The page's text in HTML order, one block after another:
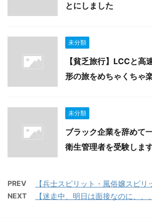
とにしました
未分類
【貧乏旅行】LCCと
形の旅をめちゃくちゃ
未分類
ブラック企業を辞めて
衛生管理者を受験します
PREV 【兵士スピリット・風俗嬢スピ
NEXT 【迷走中、明日は面接なのに、